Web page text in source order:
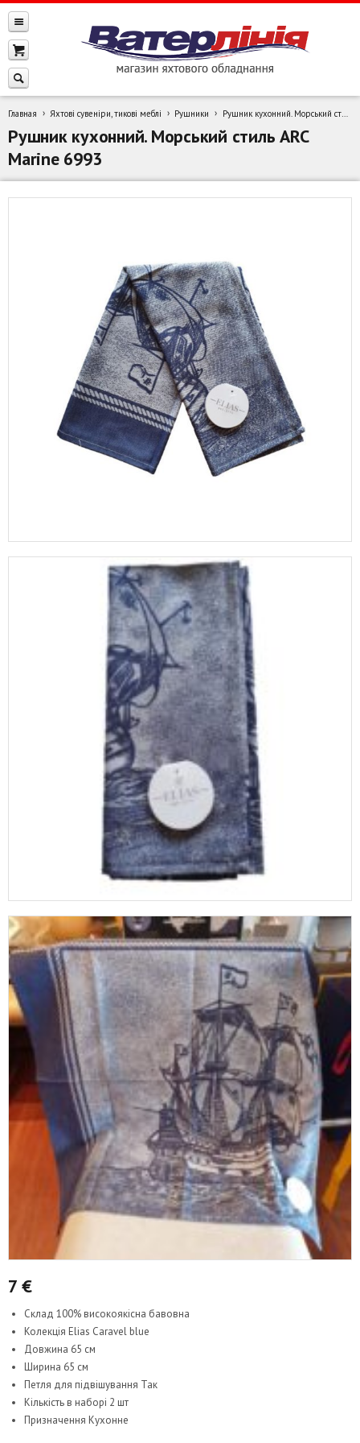
Главная Яхтові сувеніри, тикові меблі Рушники Рушник кухонний. Морський стиль ARC Marine 6993
Рушник кухонний. Морський стиль ARC
Marine 6993
7 €
Склад 100% високоякісна бавовна
Колекція Elias Caravel blue
Довжина 65 см
Ширина 65 см
Петля для підвішування Так
Кількість в наборі 2 шт
Призначення Кухонне